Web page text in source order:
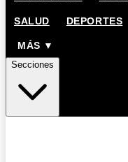
SALUD DEPORTES
MÁS ▼
Secciones